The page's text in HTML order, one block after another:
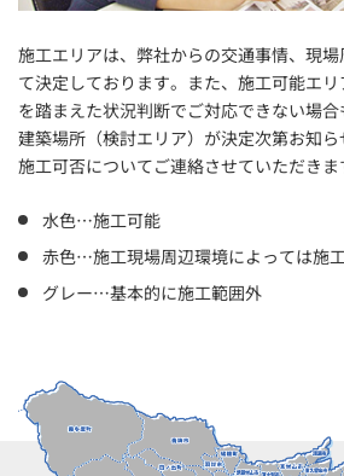
施工エリアは、弊社からの交通事情、現
て決定しております。また、施工可能エ
を踏まえた状況判断でご対応できない場合
建築場所（検討エリア）が決定次第お知ら
施工可否についてご連絡させていただきま
水色…施工可能
赤色…施工現場周辺環境によっては施
グレー…基本的に施工範囲外